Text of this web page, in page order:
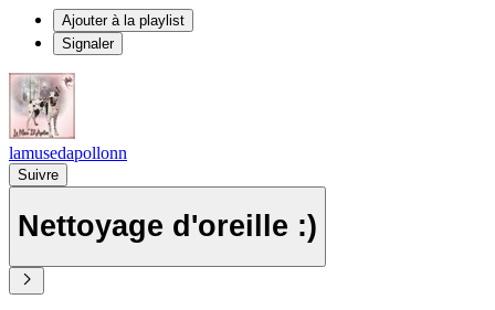
Ajouter à la playlist
Signaler
lamusedapollonn
Suivre
Nettoyage d'oreille :)